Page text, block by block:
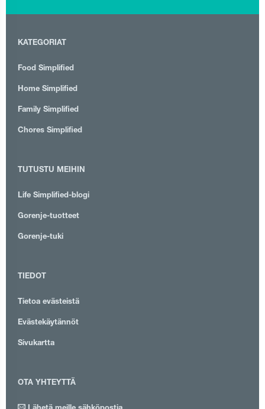
KATEGORIAT
Food Simplified
Home Simplified
Family Simplified
Chores Simplified
TUTUSTU MEIHIN
Life Simplified-blogi
Gorenje-tuotteet
Gorenje-tuki
TIEDOT
Tietoa evästeistä
Evästekäytännöt
Sivukartta
OTA YHTEYTTÄ